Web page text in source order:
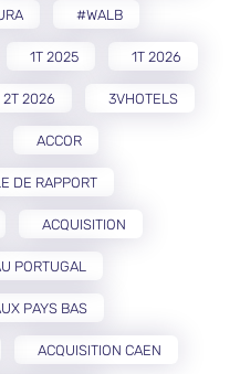
#WALB
1T 2025 1T 2026
2T 2026 3VHOTELS
ACCOR
DE RAPPORT
ACQUISITION
PORTUGAL
PAYS BAS
ACQUISITION CAEN